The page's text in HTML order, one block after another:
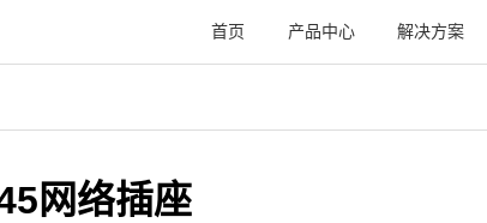
首页 产品中心 解决方案
网络插座